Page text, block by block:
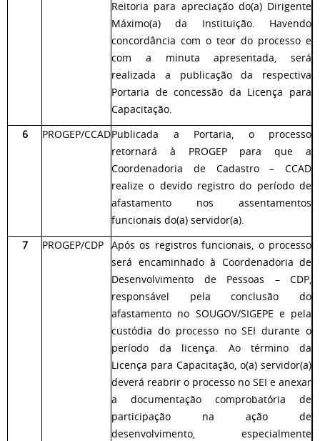
Reitoria para apreciação do(a) Dirigente
Máximo(a) da Instituição. Havendo
concordância com o teor do processo e
com a minuta apresentada, será
realizada a publicação da respectiva
Portaria de concessão da Licença para
Capacitação.
6
PROGEP/CCADPublicada a Portaria, o processo
retornará à PROGEP para que a
Coordenadoria de Cadastro – CCAD
realize o devido registro do período de
afastamento nos assentamentos
funcionais do(a) servidor(a).
7
PROGEP/CDP Após os registros funcionais, o processo
será encaminhado à Coordenadoria de
Desenvolvimento de Pessoas – CDP,
responsável pela conclusão do
afastamento no SOUGOV/SIGEPE e pela
custódia do processo no SEI durante o
período da licença. Ao término da
Licença para Capacitação, o(a) servidor(a)
deverá reabrir o processo no SEI e anexar
a documentação comprobatória de
participação na ação de
desenvolvimento, especialmente